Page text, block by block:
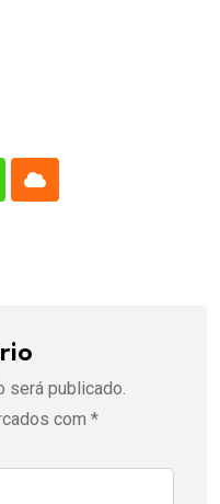
Cloud
será publicado.
com *